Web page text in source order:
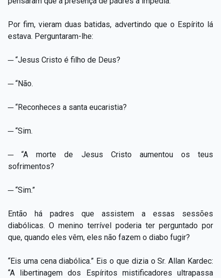
Por fim, vieram duas batidas, advertindo que o Espírito lá
estava. Perguntaram-lhe:
─ “Jesus Cristo é filho de Deus?
─ “Não.
─ “Reconheces a santa eucaristia?
─ “Sim.
─ “A morte de Jesus Cristo aumentou os teus
sofrimentos?
─ “Sim.”
Então há padres que assistem a essas sessões
diabólicas. O menino terrível poderia ter perguntado por
que, quando eles vêm, eles não fazem o diabo fugir?
“Eis uma cena diabólica.” Eis o que dizia o Sr. Allan Kardec:
“A libertinagem dos Espíritos mistificadores ultrapassa